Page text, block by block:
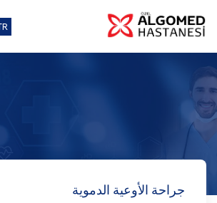
جراحة الأوعية الدموية